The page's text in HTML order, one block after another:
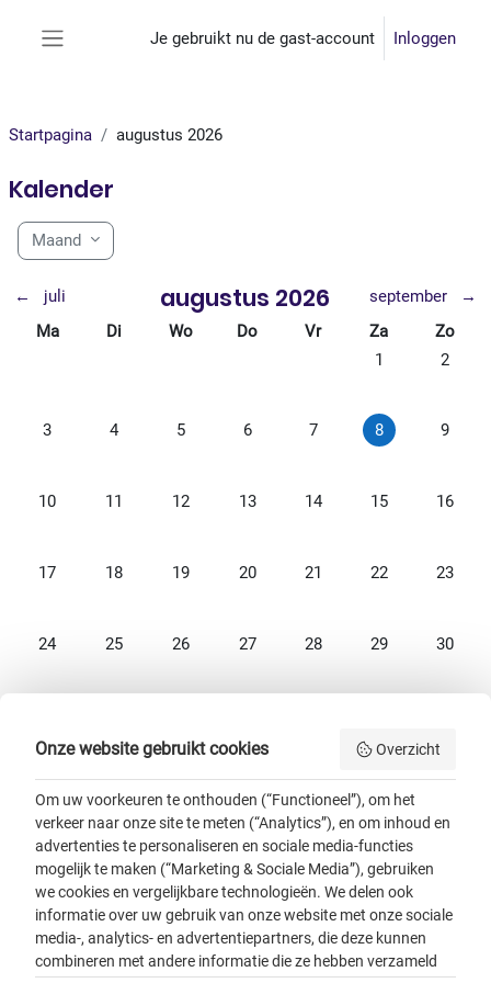
Je gebruikt nu de gast-account Inloggen
Startpagina augustus 2026
Kalender
Maand
← juli augustus 2026 september
→
Maandag
Ma Dinsdag
Di Woensdag
Wo Donderdag
Do Vrijdag
Vr Zaterdag
Za Zondag
Zo
Geen
1 Geen
2
Geen evenementen, maandag 3 augustus
3 Geen evenementen, dinsdag 4 augustus
4 Geen evenementen, woensdag 5 augustus
5 Geen evenementen, donderdag 6
6 Geen evenementen,
7 Geen
8 Geen
9
Geen evenementen, maandag 10 augustus
10 Geen evenementen, dinsdag 11 augustus
11 Geen evenementen, woensdag 12 augustus
12 Geen evenementen, donderdag 13
13 Geen evenementen,
14 Geen
15 Geen
16
Geen evenementen, maandag 17 augustus
17 Geen evenementen, dinsdag 18 augustus
18 Geen evenementen, woensdag 19 augustus
19 Geen evenementen, donderdag 20
20 Geen evenementen,
21 Geen
22 Geen
23
Geen evenementen, maandag 24 augustus
24 Geen evenementen, dinsdag 25 augustus
25 Geen evenementen, woensdag 26 augustus
26 Geen evenementen, donderdag 27
27 Geen evenementen,
28 Geen
29 Geen
30
Algemene voorwaarden
Colofon
Disclaimer
Onze website gebruikt cookies Overzicht
Om uw voorkeuren te onthouden (“Functioneel”), om het
verkeer naar onze site te meten (“Analytics”), en om inhoud en
advertenties te personaliseren en sociale media-functies
mogelijk te maken (“Marketing & Sociale Media”), gebruiken
we cookies en vergelijkbare technologieën. We delen ook
informatie over uw gebruik van onze website met onze sociale
media-, analytics- en advertentiepartners, die deze kunnen
combineren met andere informatie die ze hebben verzameld